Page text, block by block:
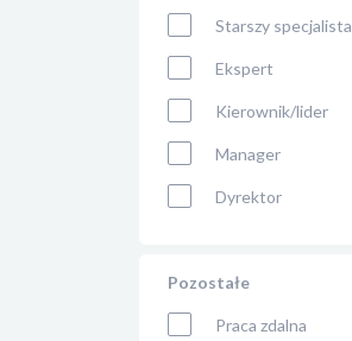
Starszy specjalista
Ekspert
Kierownik/lider
Manager
Dyrektor
Pozostałe
Praca zdalna